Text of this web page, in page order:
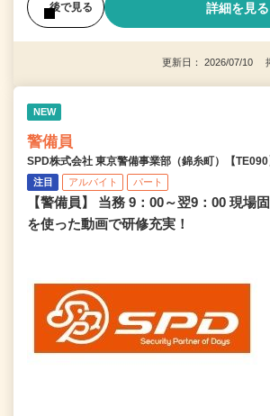
後で見る 詳細を見る
更新日： 2026/07/10
NEW
警備員
SPD株式会社 東京警備事業部（錦糸町）【TE090
注目 アルバイト パート
【警備員】 当務 9：00～翌9：00 現場
を使った動画で研修充実！